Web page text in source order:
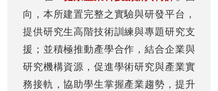
向，本所建置完整之實驗與研發平台，
提供研究生高階技術訓練與專題研究支
援；並積極推動產學合作，結合企業與
研究機構資源，促進學術研究與產業實
務接軌，協助學生掌握產業趨勢，提升